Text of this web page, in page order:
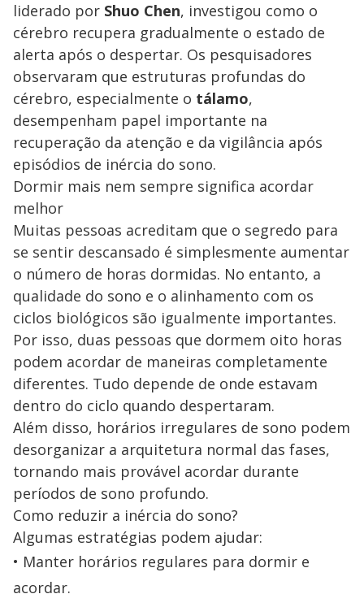
liderado por Shuo Chen, investigou como o
cérebro recupera gradualmente o estado de
alerta após o despertar. Os pesquisadores
observaram que estruturas profundas do
cérebro, especialmente o tálamo,
desempenham papel importante na
recuperação da atenção e da vigilância após
episódios de inércia do sono.
Dormir mais nem sempre significa acordar
melhor
Muitas pessoas acreditam que o segredo para
se sentir descansado é simplesmente aumentar
o número de horas dormidas. No entanto, a
qualidade do sono e o alinhamento com os
ciclos biológicos são igualmente importantes.
Por isso, duas pessoas que dormem oito horas
podem acordar de maneiras completamente
diferentes. Tudo depende de onde estavam
dentro do ciclo quando despertaram.
Além disso, horários irregulares de sono podem
desorganizar a arquitetura normal das fases,
tornando mais provável acordar durante
períodos de sono profundo.
Como reduzir a inércia do sono?
Algumas estratégias podem ajudar:
Manter horários regulares para dormir e
acordar.